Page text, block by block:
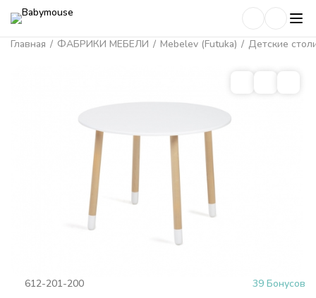
Главная / ФАБРИКИ МЕБЕЛИ / Mebelev (Futuka) / Детские
612-201-200 39 Бонусов